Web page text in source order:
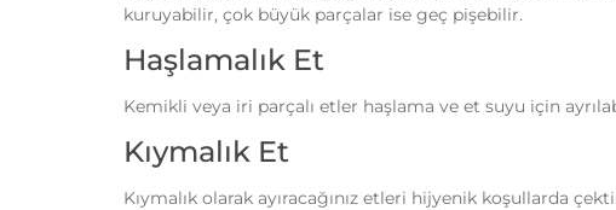
kuruyabilir, çok büyük parçalar ise geç pişebilir.
Haşlamalık Et
Kemikli veya iri parçalı etler haşlama ve et suyu için
Kıymalık Et
Kıymalık olarak ayıracağınız etleri hijyenik koşullarda